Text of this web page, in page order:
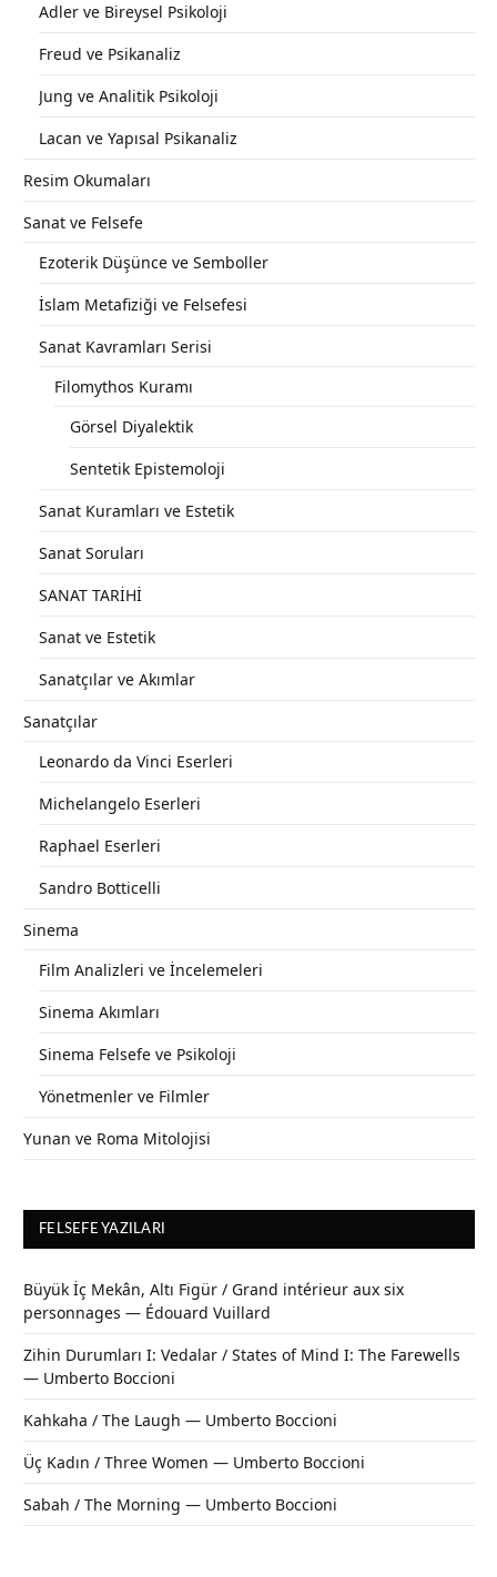
Adler ve Bireysel Psikoloji
Freud ve Psikanaliz
Jung ve Analitik Psikoloji
Lacan ve Yapısal Psikanaliz
Resim Okumaları
Sanat ve Felsefe
Ezoterik Düşünce ve Semboller
İslam Metafiziği ve Felsefesi
Sanat Kavramları Serisi
Filomythos Kuramı
Görsel Diyalektik
Sentetik Epistemoloji
Sanat Kuramları ve Estetik
Sanat Soruları
SANAT TARİHİ
Sanat ve Estetik
Sanatçılar ve Akımlar
Sanatçılar
Leonardo da Vinci Eserleri
Michelangelo Eserleri
Raphael Eserleri
Sandro Botticelli
Sinema
Film Analizleri ve İncelemeleri
Sinema Akımları
Sinema Felsefe ve Psikoloji
Yönetmenler ve Filmler
Yunan ve Roma Mitolojisi
FELSEFE YAZILARI
Büyük İç Mekân, Altı Figür / Grand intérieur aux six
personnages — Édouard Vuillard
Zihin Durumları I: Vedalar / States of Mind I: The Farewells
— Umberto Boccioni
Kahkaha / The Laugh — Umberto Boccioni
Üç Kadın / Three Women — Umberto Boccioni
Sabah / The Morning — Umberto Boccioni